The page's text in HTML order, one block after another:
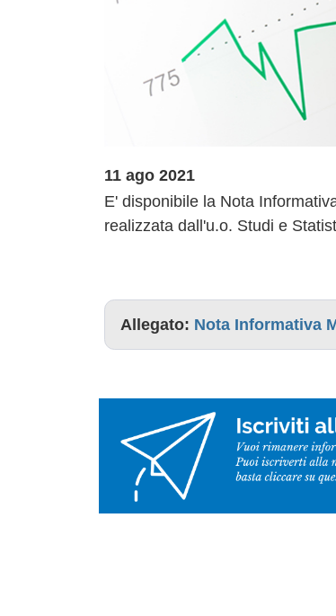
11 ago 2021
E' disponibile la Nota
realizzata dall'u.o. Studi e
Allegato: Nota Informativa